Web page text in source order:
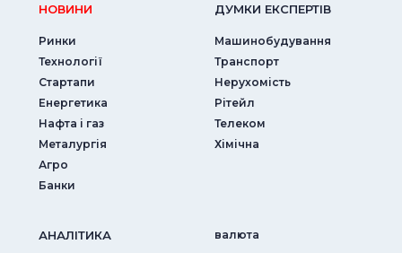
НОВИНИ
Ринки
Технології
Стартапи
Енергетика
Нафта і газ
Металургія
Агро
Банки
ДУМКИ ЕКСПЕРТIВ
Машинобудування
Транспорт
Нерухомість
Рітейл
Телеком
Хімічна
АНАЛIТИКА
валюта